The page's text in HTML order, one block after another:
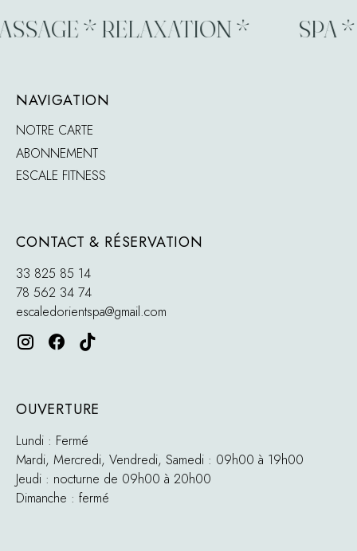
* RELAXATION * SPA *
NAVIGATION
NOTRE CARTE
ABONNEMENT
ESCALE FITNESS
CONTACT & RÉSERVATION
33 825 85 14
78 562 34 74
escaledorientspa@gmail.com
OUVERTURE
Lundi : Fermé
Mardi, Mercredi, Vendredi, Samedi : 09h00 à 19h00
Jeudi : nocturne de 09h00 à 20h00
Dimanche : fermé